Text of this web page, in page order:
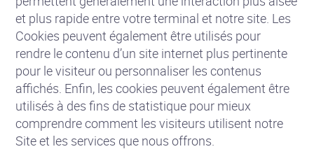
et plus rapide entre votre terminal et notre site. Les
Cookies peuvent également être utilisés pour
rendre le contenu d’un site internet plus pertinente
pour le visiteur ou personnaliser les contenus
affichés. Enfin, les cookies peuvent également être
utilisés à des fins de statistique pour mieux
comprendre comment les visiteurs utilisent notre
Site et les services que nous offrons.